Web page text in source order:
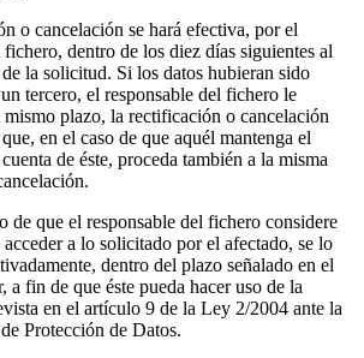
o cancelación se hará efectiva, por el
fichero, dentro de los diez días siguientes al
la solicitud. Si los datos hubieran sido
tercero, el responsable del fichero le
plazo, la rectificación o cancelación
en el caso de que aquél mantenga el
de éste, proceda también a la misma
de que el responsable del fichero considere
a lo solicitado por el afectado, se lo
dentro del plazo señalado en el
a fin de que éste pueda hacer uso de la
en el artículo 9 de la Ley 2/2004 ante la
Protección de Datos.